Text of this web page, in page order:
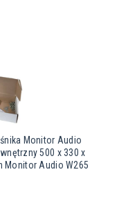
Monitor Audio
500 x 330 x
Monitor Audio W265